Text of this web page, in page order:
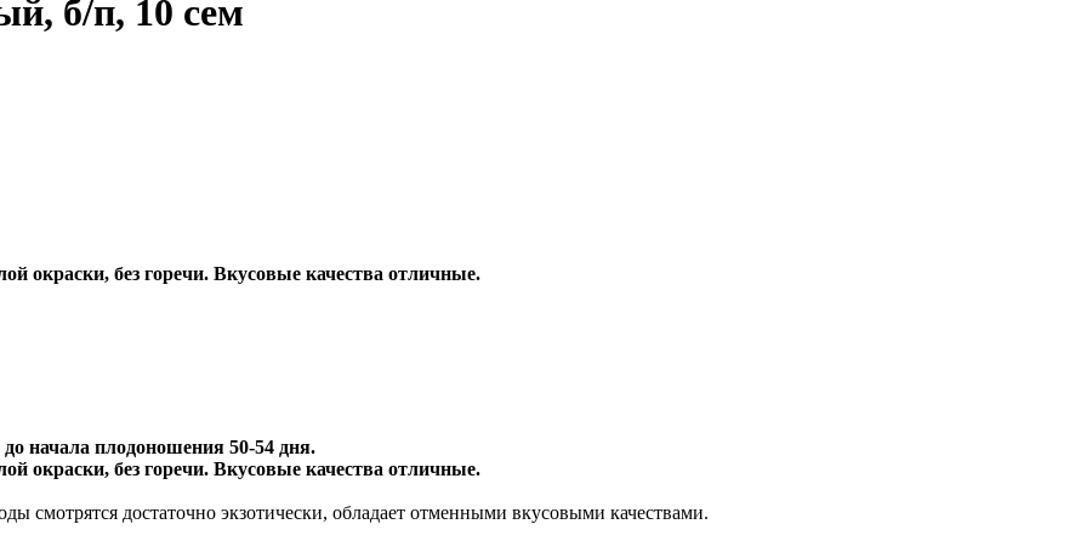
б/п, 10 сем
окраски, без горечи. Вкусовые качества отличные.
начала плодоношения 50-54 дня.
окраски, без горечи. Вкусовые качества отличные.
смотрятся достаточно экзотически, обладает отменными вкусовыми качествами.